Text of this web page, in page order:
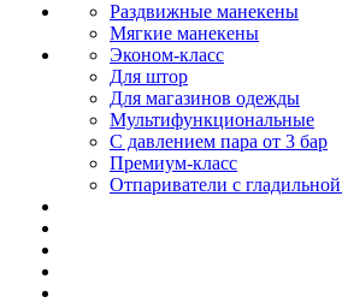
Раздвижные манекены
Мягкие манекены
Эконом-класс
Для штор
Для магазинов одежды
Мультифункциональные
С давлением пара от 3 бар
Премиум-класс
Отпариватели с